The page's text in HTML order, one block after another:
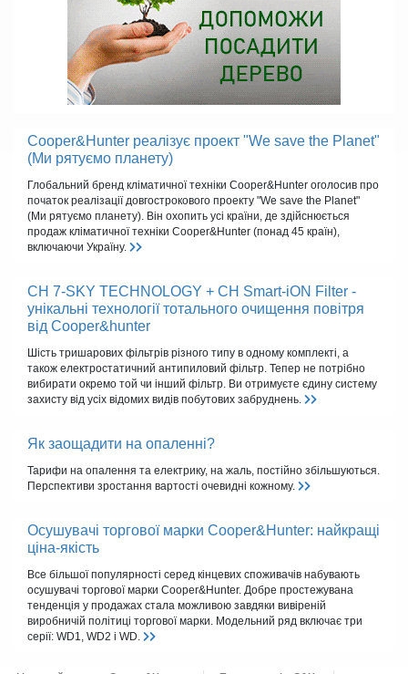
Cooper&Hunter реалізує проект "We save the Planet"
(Ми рятуємо планету)
Глобальний бренд кліматичної техніки Cooper&Hunter оголосив про
початок реалізації довгострокового проекту "We save the Planet"
(Ми рятуємо планету). Він охопить усі країни, де здійснюється
продаж кліматичної техніки Cooper&Hunter (понад 45 країн),
включаючи Україну.
CH 7-SKY TECHNOLOGY + CH Smart-iON Filter -
унікальні технології тотального очищення повітря
від Cooper&hunter
Шість тришарових фільтрів різного типу в одному комплекті, а
також електростатичний антипиловий фільтр. Тепер не потрібно
вибирати окремо той чи інший фільтр. Ви отримуєте єдину систему
захисту від усіх відомих видів побутових забруднень.
Як заощадити на опаленні?
Тарифи на опалення та електрику, на жаль, постійно збільшуються.
Перспективи зростання вартості очевидні кожному.
Осушувачі торгової марки Cooper&Hunter: найкращі
ціна-якість
Все більшої популярності серед кінцевих споживачів набувають
осушувачі торгової марки Cooper&Hunter. Добре простежувана
тенденція у продажах стала можливою завдяки вивіреній
виробничій політиці торгової марки. Модельний ряд включає три
серії: WD1, WD2 і WD.